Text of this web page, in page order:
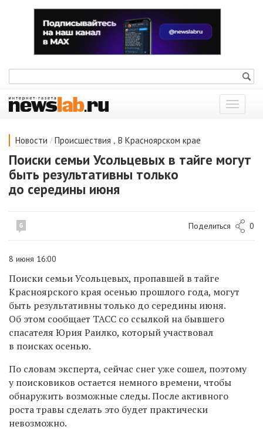
Показать
меню
Новости / Происшествия , В Красноярском крае
Поиски семьи Усольцевых в тайге могут
быть результативны только
до середины июня
6 Поделиться 0
8 июня 16:00
Поиски семьи Усольцевых, пропавшей в тайге
Красноярского края осенью прошлого года, могут
быть результативны только до середины июня.
Об этом сообщает ТАСС со ссылкой на бывшего
спасателя Юрия Раилко, который участвовал
в поисках осенью.
По словам эксперта, сейчас снег уже сошел, поэтому
у поисковиков остается немного времени, чтобы
обнаружить возможные следы. После активного
роста травы сделать это будет практически
невозможно.